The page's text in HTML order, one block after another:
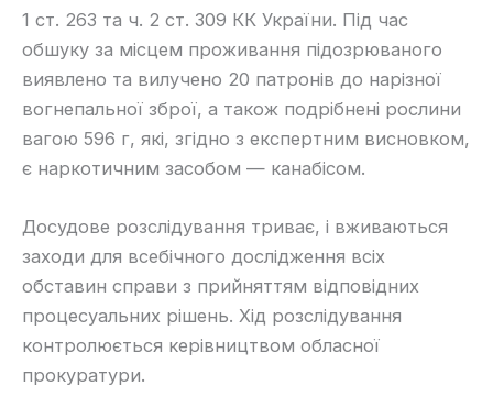
1 ст. 263 та ч. 2 ст. 309 КК України. Під час
обшуку за місцем проживання підозрюваного
виявлено та вилучено 20 патронів до нарізної
вогнепальної зброї, а також подрібнені рослини
вагою 596 г, які, згідно з експертним висновком,
є наркотичним засобом — канабісом.
Досудове розслідування триває, і вживаються
заходи для всебічного дослідження всіх
обставин справи з прийняттям відповідних
процесуальних рішень. Хід розслідування
контролюється керівництвом обласної
прокуратури.